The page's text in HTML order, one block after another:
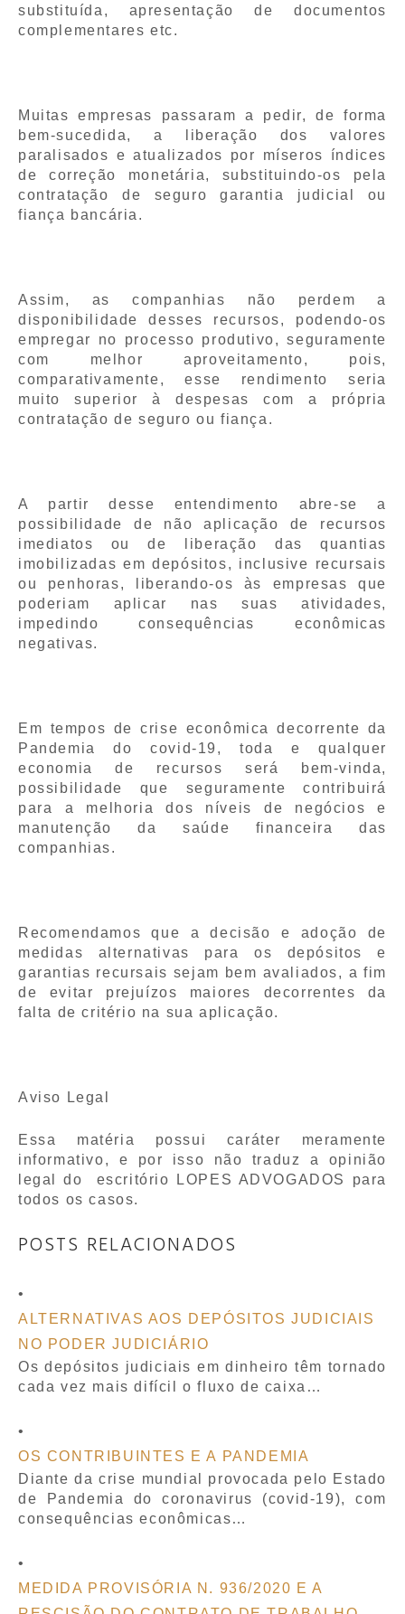
substituída, apresentação de documentos
complementares etc.
Muitas empresas passaram a pedir, de forma
bem-sucedida, a liberação dos valores
paralisados e atualizados por míseros índices
de correção monetária, substituindo-os pela
contratação de seguro garantia judicial ou
fiança bancária.
Assim, as companhias não perdem a
disponibilidade desses recursos, podendo-os
empregar no processo produtivo, seguramente
com melhor aproveitamento, pois,
comparativamente, esse rendimento seria
muito superior à despesas com a própria
contratação de seguro ou fiança.
A partir desse entendimento abre-se a
possibilidade de não aplicação de recursos
imediatos ou de liberação das quantias
imobilizadas em depósitos, inclusive recursais
ou penhoras, liberando-os às empresas que
poderiam aplicar nas suas atividades,
impedindo consequências econômicas
negativas.
Em tempos de crise econômica decorrente da
Pandemia do covid-19, toda e qualquer
economia de recursos será bem-vinda,
possibilidade que seguramente contribuirá
para a melhoria dos níveis de negócios e
manutenção da saúde financeira das
companhias.
Recomendamos que a decisão e adoção de
medidas alternativas para os depósitos e
garantias recursais sejam bem avaliados, a fim
de evitar prejuízos maiores decorrentes da
falta de critério na sua aplicação.
Aviso Legal
Essa matéria possui caráter meramente
informativo, e por isso não traduz a opinião
legal do escritório LOPES ADVOGADOS para
todos os casos.
POSTS RELACIONADOS
ALTERNATIVAS AOS DEPÓSITOS JUDICIAIS
NO PODER JUDICIÁRIO
Os depósitos judiciais em dinheiro têm tornado
cada vez mais difícil o fluxo de caixa…
OS CONTRIBUINTES E A PANDEMIA
Diante da crise mundial provocada pelo Estado
de Pandemia do coronavirus (covid-19), com
consequências econômicas…
MEDIDA PROVISÓRIA N. 936/2020 E A